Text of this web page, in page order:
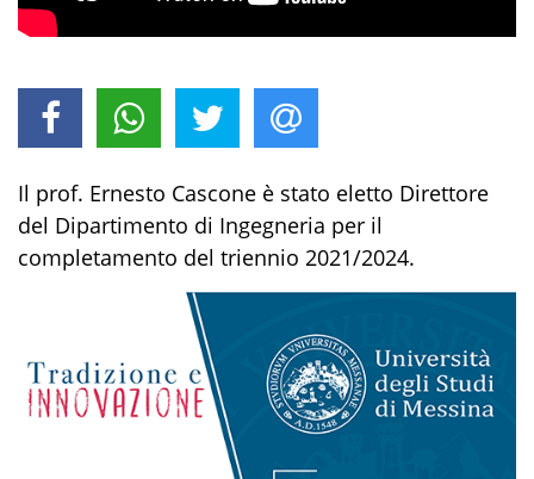
Il prof. Ernesto Cascone è stato eletto Direttore
del Dipartimento di Ingegneria per il
completamento del triennio 2021/2024.